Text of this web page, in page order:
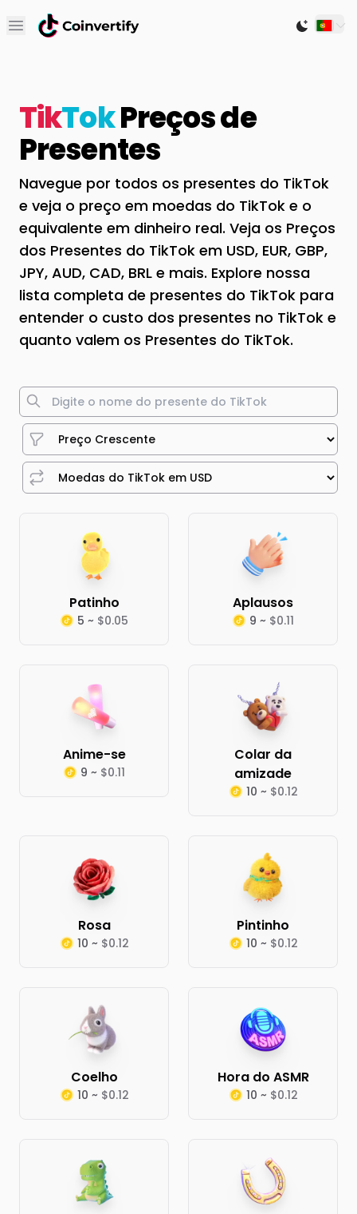
Open main menu Switch
TikTokPreços de
Presentes
Navegue por todos os presentes do TikTok
e veja o preço em moedas do TikTok e o
equivalente em dinheiro real. Veja os Preços
dos Presentes do TikTok em USD, EUR, GBP,
JPY, AUD, CAD, BRL e mais. Explore nossa
lista completa de presentes do TikTok para
entender o custo dos presentes no TikTok e
quanto valem os Presentes do TikTok.
Patinho
5 ~ $0.05
Aplausos
9 ~ $0.11
Anime-se
9 ~ $0.11
Colar da
amizade
10 ~ $0.12
Rosa
10 ~ $0.12
Pintinho
10 ~ $0.12
Coelho
10 ~ $0.12
Hora do ASMR
10 ~ $0.12